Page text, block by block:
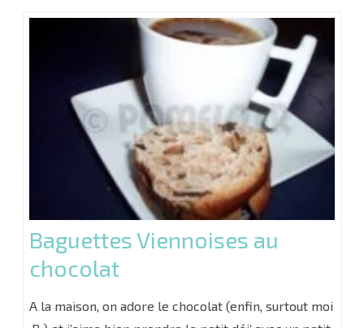
Baguettes Viennoises au
chocolat
A la maison, on adore le chocolat (enfin, surtout moi